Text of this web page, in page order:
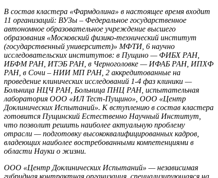
В состав кластера «Фармдолина» в настоящее время входит
11 организаций: ВУЗы – Федеральное государственное
автономное образовательное учреждение высшего
образования «Московский физико-технический институт
(государственный университет)» МФТИ, 6 научно
исследовательских институтов: в Пущино — ФИБХ РАН,
ИБФМ РАН, ИТЭБ РАН, в Черноголовке — ИФАБ РАН, ИПХФ
РАН, в Сочи – НИИ МП РАН, 2 аккредитованные на
проведение клинических исследований 1-4 фаз клиники —
Больница НЦЧ РАН, Больница ПНЦ РАН, испытательная
лаборатория ООО «ИЛ Тест-Пущино», ООО «Центр
Доклинических Испытаний». К вступлению в состав кластера
готовится Пущинский Естественно Научный Институт,
что позволит решить наиболее актуальную проблему
отрасли — подготовку высококвалифицированных кадров,
владеющих наиболее востребованными компетенциями в
области Науки о жизни.
ООО «Центр Доклинических Испытаний» — независимая
гибридная контрактная организация, специализирующаяся на